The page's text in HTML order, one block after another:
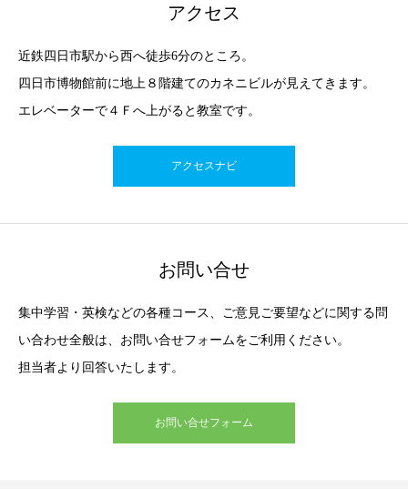
アクセス
近鉄四日市駅から西へ徒歩6分のところ。
四日市博物館前に地上８階建てのカネニビルが見えてきます。
エレベーターで４Ｆへ上がると教室です。
アクセスナビ
お問い合せ
集中学習・英検などの各種コース、ご意見ご要望などに関する問
い合わせ全般は、お問い合せフォームをご利用ください。
担当者より回答いたします。
お問い合せフォーム